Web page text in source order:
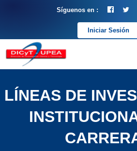
Síguenos en :
Iniciar Sesión
LÍNEAS DE